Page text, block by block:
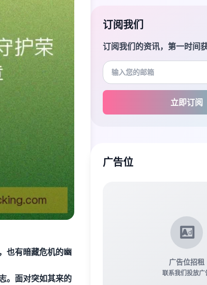
也有暗藏危机的幽
。面对突如其来的
订阅我们
订阅我们的资讯，第一时间
立即订阅
广告位
广告位招租
联系我们投放广